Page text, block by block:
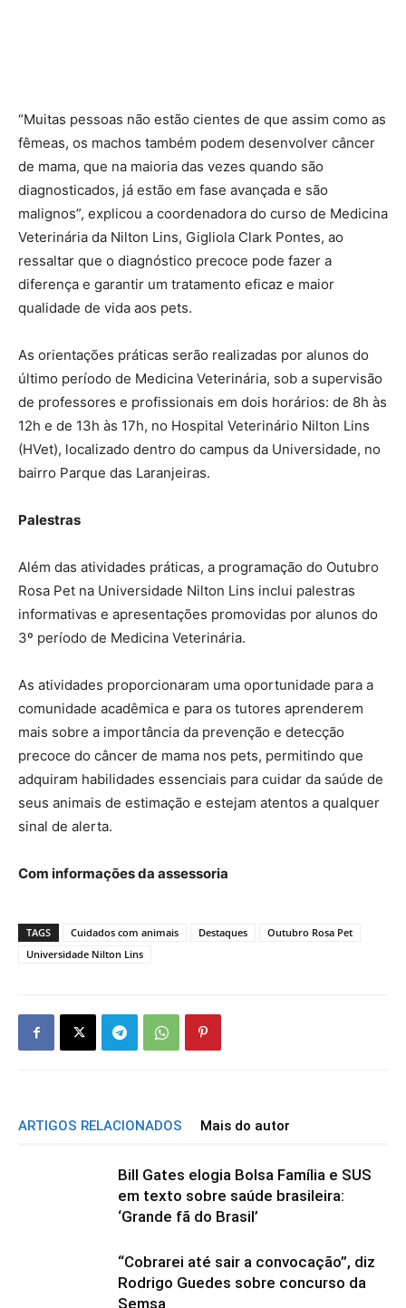
“Muitas pessoas não estão cientes de que assim como as
fêmeas, os machos também podem desenvolver câncer
de mama, que na maioria das vezes quando são
diagnosticados, já estão em fase avançada e são
malignos”, explicou a coordenadora do curso de Medicina
Veterinária da Nilton Lins, Gigliola Clark Pontes, ao
ressaltar que o diagnóstico precoce pode fazer a
diferença e garantir um tratamento eficaz e maior
qualidade de vida aos pets.
As orientações práticas serão realizadas por alunos do
último período de Medicina Veterinária, sob a supervisão
de professores e profissionais em dois horários: de 8h às
12h e de 13h às 17h, no Hospital Veterinário Nilton Lins
(HVet), localizado dentro do campus da Universidade, no
bairro Parque das Laranjeiras.
Palestras
Além das atividades práticas, a programação do Outubro
Rosa Pet na Universidade Nilton Lins inclui palestras
informativas e apresentações promovidas por alunos do
3º período de Medicina Veterinária.
As atividades proporcionaram uma oportunidade para a
comunidade acadêmica e para os tutores aprenderem
mais sobre a importância da prevenção e detecção
precoce do câncer de mama nos pets, permitindo que
adquiram habilidades essenciais para cuidar da saúde de
seus animais de estimação e estejam atentos a qualquer
sinal de alerta.
Com informações da assessoria
TAGS Cuidados com animais Destaques
Outubro Rosa Pet
Universidade Nilton Lins
ARTIGOS RELACIONADOS Mais do autor
Bill Gates elogia Bolsa Família e SUS
em texto sobre saúde brasileira:
‘Grande fã do Brasil’
“Cobrarei até sair a convocação”, diz
Rodrigo Guedes sobre concurso da
Semsa